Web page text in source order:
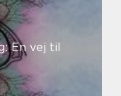
En vej til